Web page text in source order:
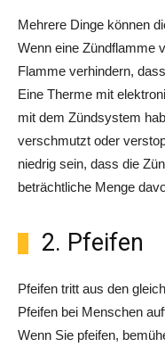
Mehrere Dinge können
Wenn eine Zündflamme
Flamme verhindern,
Eine Therme mit
mit dem Zündsystem
verschmutzt oder
niedrig sein, dass die
beträchtliche Menge
2. Pfeifen
Pfeifen tritt aus den
Pfeifen bei Menschen
Wenn Sie pfeifen,